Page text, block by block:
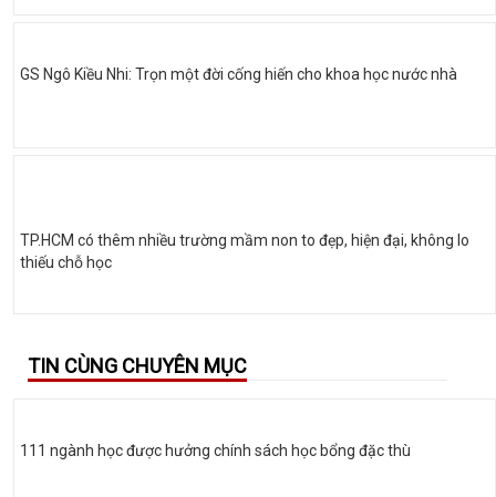
GS Ngô Kiều Nhi: Trọn một đời cống hiến cho khoa học nước nhà
TP.HCM có thêm nhiều trường mầm non to đẹp, hiện đại, không lo
thiếu chỗ học
TIN CÙNG CHUYÊN MỤC
111 ngành học được hưởng chính sách học bổng đặc thù